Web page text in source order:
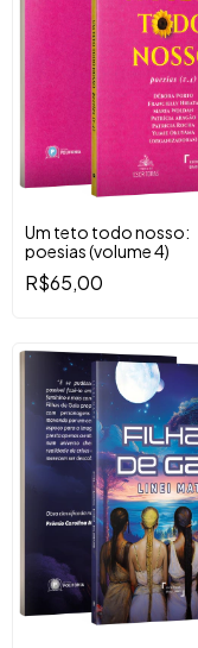
Um teto todo nosso:
poesias (volume 4)
R$65,00